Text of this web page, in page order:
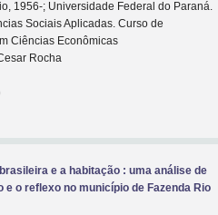
1956-; Universidade Federal do Paraná.
Sociais Aplicadas. Curso de
Ciências Econômicas
Rocha
e a habitação : uma análise de
e o reflexo no município de Fazenda Rio